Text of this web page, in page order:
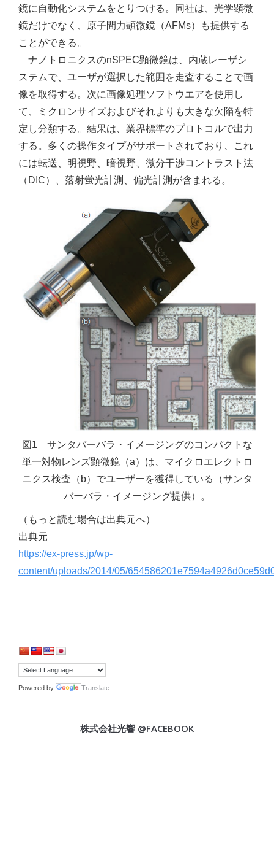
鏡に自動化システムをとりつける。同社は、光学顕微
鏡だけでなく、原子間力顕微鏡（AFMs）も提供する
ことができる。
ナノトロニクスのnSPEC顕微鏡は、内蔵レーザシ
ステムで、ユーザが選択した範囲を走査することで画
像を取得する。次に画像処理ソフトウエアを使用し
て、ミクロンサイズおよびそれよりも大きな欠陥を特
定し分類する。結果は、業界標準のプロトコルで出力
する。多くの操作タイプがサポートされており、これ
には転送、明視野、暗視野、微分干渉コントラスト法
（DIC）、落射蛍光計測、偏光計測が含まれる。
図1 サンタバーバラ・イメージングのコンパクトな
単一対物レンズ顕微鏡（a）は、マイクロエレクトロ
ニクス検査（b）でユーザーを獲得している（サンタ
バーバラ・イメージング提供）。
（もっと読む場合は出典元へ）
出典元
https://ex-press.jp/wp-
content/uploads/2014/05/
Powered by Translate
株式会社光響 @FACEBOOK